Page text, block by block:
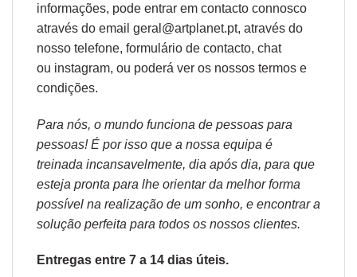
informações, pode entrar em contacto connosco
através do email geral@artplanet.pt, através do
nosso telefone, formulário de contacto, chat
ou instagram, ou poderá ver os nossos termos e
condições.
Para nós, o mundo funciona de pessoas para
pessoas! É por isso que a nossa equipa é
treinada incansavelmente, dia após dia, para que
esteja pronta para lhe orientar da melhor forma
possível na realização de um sonho, e encontrar a
solução perfeita para todos os nossos clientes.
Entregas entre 7 a 14 dias úteis.